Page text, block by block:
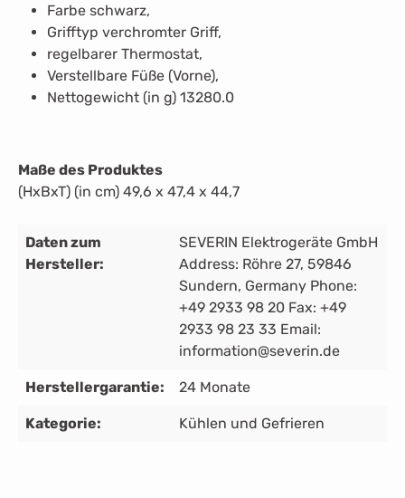
Farbe schwarz,
Grifftyp verchromter Griff,
regelbarer Thermostat,
Verstellbare Füße (Vorne),
Nettogewicht (in g) 13280.0
Maße des Produktes
(HxBxT) (in cm) 49,6 x 47,4 x 44,7
Daten zum
Hersteller:
SEVERIN Elektrogeräte GmbH
Address: Röhre 27, 59846
Sundern, Germany Phone:
+49 2933 98 20 Fax: +49
2933 98 23 33 Email:
information@severin.de
Herstellergarantie: 24 Monate
Kategorie: Kühlen und Gefrieren